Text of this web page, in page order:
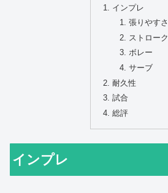
インプレ
張りやすさ
ストローク
ボレー
サーブ
耐久性
試合
総評
インプレ